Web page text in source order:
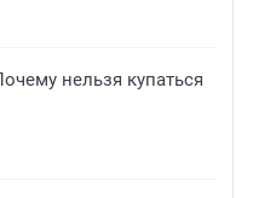
нельзя купаться